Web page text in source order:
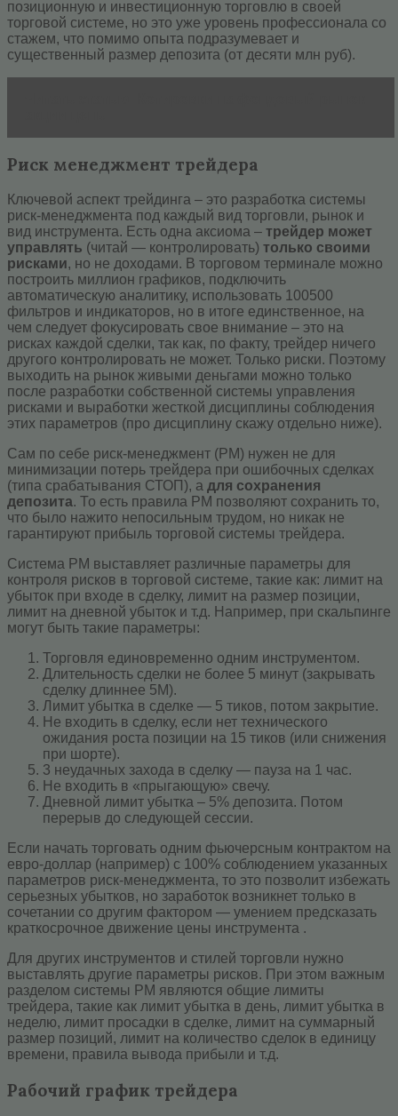
позиционную и инвестиционную торговлю в своей
торговой системе, но это уже уровень профессионала со
стажем, что помимо опыта подразумевает и
существенный размер депозита (от десяти млн руб).
Риск менеджмент трейдера
Ключевой аспект трейдинга – это разработка системы
риск-менеджмента под каждый вид торговли, рынок и
вид инструмента. Есть одна аксиома – трейдер может
управлять (читай — контролировать) только своими
рисками, но не доходами. В торговом терминале можно
построить миллион графиков, подключить
автоматическую аналитику, использовать 100500
фильтров и индикаторов, но в итоге единственное, на
чем следует фокусировать свое внимание – это на
рисках каждой сделки, так как, по факту, трейдер ничего
другого контролировать не может. Только риски. Поэтому
выходить на рынок живыми деньгами можно только
после разработки собственной системы управления
рисками и выработки жесткой дисциплины соблюдения
этих параметров (про дисциплину скажу отдельно ниже).
Сам по себе риск-менеджмент (РМ) нужен не для
минимизации потерь трейдера при ошибочных сделках
(типа срабатывания СТОП), а для сохранения
депозита. То есть правила РМ позволяют сохранить то,
что было нажито непосильным трудом, но никак не
гарантируют прибыль торговой системы трейдера.
Система РМ выставляет различные параметры для
контроля рисков в торговой системе, такие как: лимит на
убыток при входе в сделку, лимит на размер позиции,
лимит на дневной убыток и т.д. Например, при скальпинге
могут быть такие параметры:
Торговля единовременно одним инструментом.
Длительность сделки не более 5 минут (закрывать
сделку длиннее 5M).
Лимит убытка в сделке — 5 тиков, потом закрытие.
Не входить в сделку, если нет технического
ожидания роста позиции на 15 тиков (или снижения
при шорте).
3 неудачных захода в сделку — пауза на 1 час.
Не входить в «прыгающую» свечу.
Дневной лимит убытка – 5% депозита. Потом
перерыв до следующей сессии.
Если начать торговать одним фьючерсным контрактом на
евро-доллар (например) с 100% соблюдением указанных
параметров риск-менеджмента, то это позволит избежать
серьезных убытков, но заработок возникнет только в
сочетании со другим фактором — умением предсказать
краткосрочное движение цены инструмента .
Для других инструментов и стилей торговли нужно
выставлять другие параметры рисков. При этом важным
разделом системы РМ являются общие лимиты
трейдера, такие как лимит убытка в день, лимит убытка в
неделю, лимит просадки в сделке, лимит на суммарный
размер позиций, лимит на количество сделок в единицу
времени, правила вывода прибыли и т.д.
Рабочий график трейдера